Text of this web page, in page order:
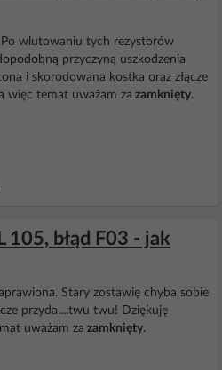
Po wlutowaniu tych rezystorów
przyczyną uszkodzenia
i skorodowana kostka oraz złącze
więc temat uważam za zamknięty.
105, błąd F03 - jak
Stary zostawię chyba sobie
przyda....twu twu! Dziękuję
uważam za zamknięty.